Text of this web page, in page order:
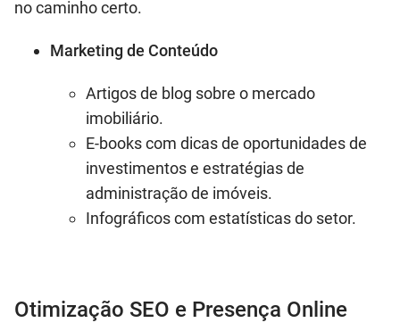
no caminho certo.
Marketing de Conteúdo
Artigos de blog sobre o mercado
imobiliário.
E-books com dicas de oportunidades de
investimentos e estratégias de
administração de imóveis.
Infográficos com estatísticas do setor.
Otimização SEO e Presença Online